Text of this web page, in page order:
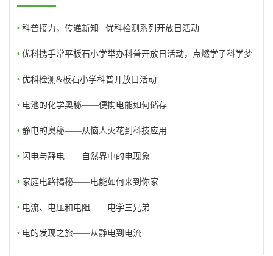
• 科普接力，传递新知 | 优科检测系列开放日活动
• 优科携手常平板石小学举办科普开放日活动，点燃学子科学梦
想
• 优科检测&板石小学科普开放日活动
• 电池的化学奥秘——便携电能如何储存
• 静电的奥秘——从恼人火花到科技应用
• 闪电与静电——自然界中的电现象
• 家庭电路揭秘——电能如何来到你家
• 电流、电压和电阻——电学三兄弟
• 电的发现之旅——从静电到电流